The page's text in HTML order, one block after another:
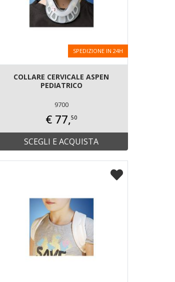
SPEDIZIONE IN 24H
COLLARE CERVICALE ASPEN
PEDIATRICO
9700
€ 77,50
SCEGLI E ACQUISTA